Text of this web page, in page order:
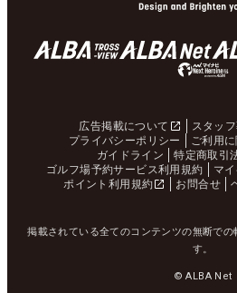
広告掲載について スタッ
プライバシーポリシー
ご利用
ガイドライン
特定商取引
ゴルフ場予約サービス利用規約
マ
ポイント利用規約
お問合せ
掲載されている全てのコンテンツの無断で
す。
© ALBA Net